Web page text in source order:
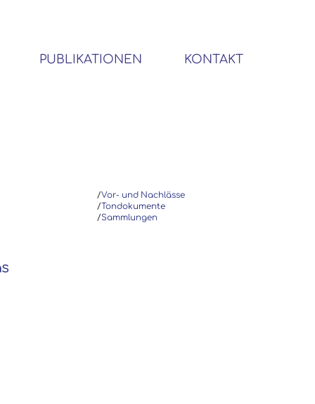
PUBLIKATIONEN KONTAKT
/Vor- und Nachlässe
/Tondokumente
/Sammlungen